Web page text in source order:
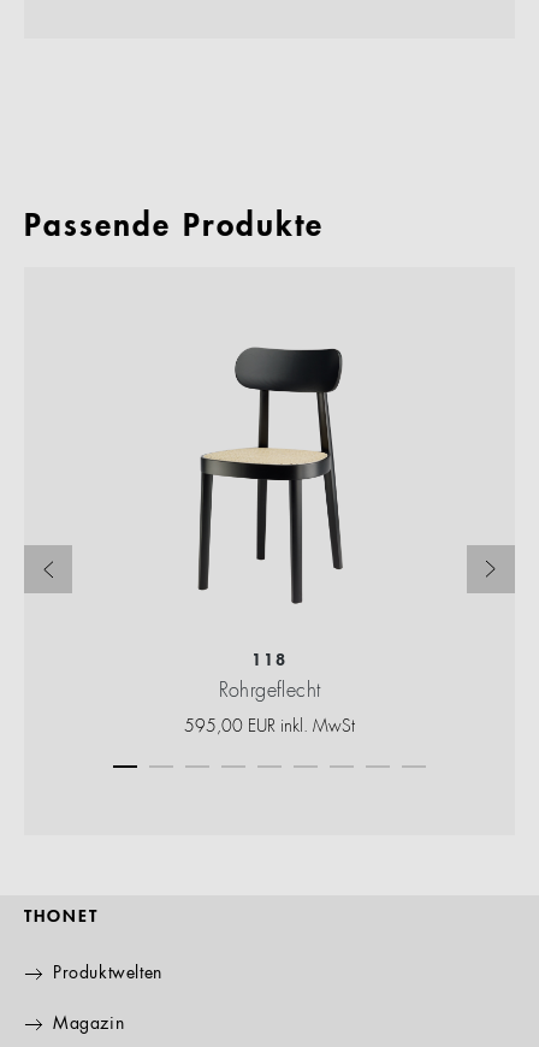
Passende Produkte
118
Rohrgeflecht
595,00 EUR inkl. MwSt
THONET
Produktwelten
Magazin